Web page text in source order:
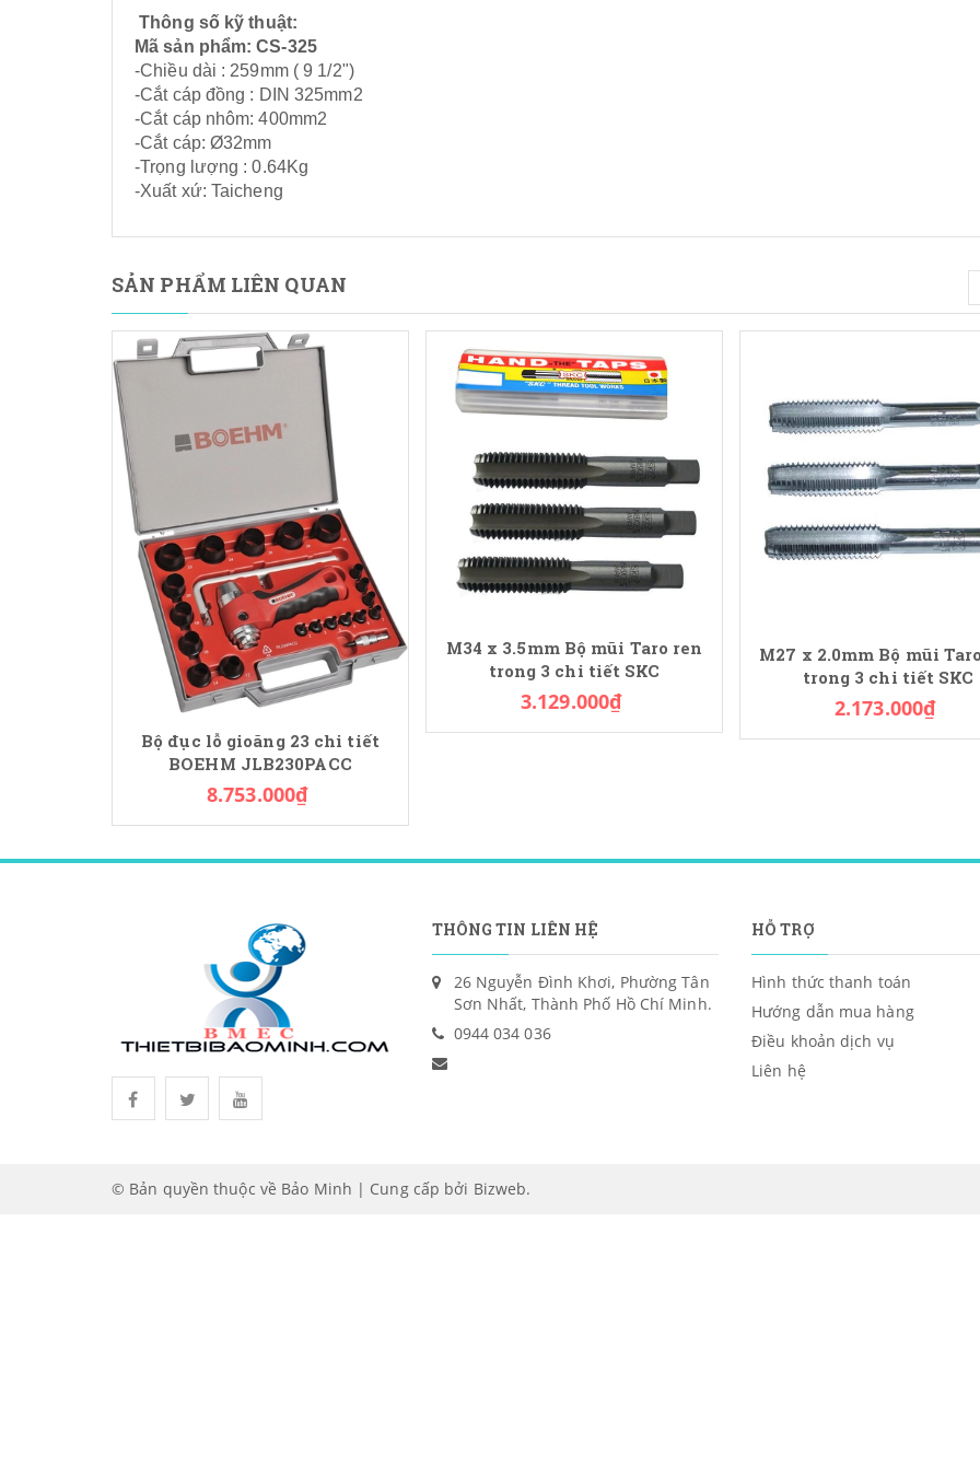
Thông số kỹ thuật:
Mã sản phẩm: CS-325
-Chiều dài : 259mm ( 9 1/2")
-Cắt cáp đồng : DIN 325mm2
-Cắt cáp nhôm: 400mm2
-Cắt cáp: Ø32mm
-Trọng lượng : 0.64Kg
-Xuất xứ: Taicheng
SẢN PHẨM LIÊN QUAN
Bộ đục lỗ gioăng 23 chi tiết
BOEHM JLB230PACC
8.753.000₫
M34 x 3.5mm Bộ mũi Taro ren
trong 3 chi tiết SKC
3.129.000₫
M27 x 2.0mm Bộ mũi
trong 3 chi tiết SKC
2.173.000₫
THÔNG TIN LIÊN HỆ
26 Nguyễn Đình Khơi, Phường Tân
Sơn Nhất, Thành Phố Hồ Chí Minh.
0944 034 036
HỖ TRỢ
Hình thức thanh toán
Hướng dẫn mua hàng
Điều khoản dịch vụ
Liên hệ
© Bản quyền thuộc về Bảo Minh | Cung cấp bởi Bizweb.